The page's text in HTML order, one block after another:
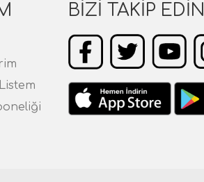
BIZI TAKIP EDIN